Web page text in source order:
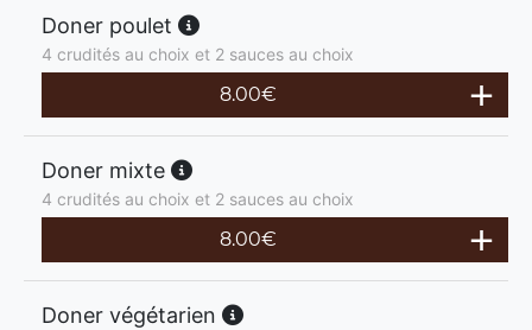
Doner poulet
4 crudités au choix et 2 sauces au choix
8.00€
Doner mixte
4 crudités au choix et 2 sauces au choix
8.00€
Doner végétarien